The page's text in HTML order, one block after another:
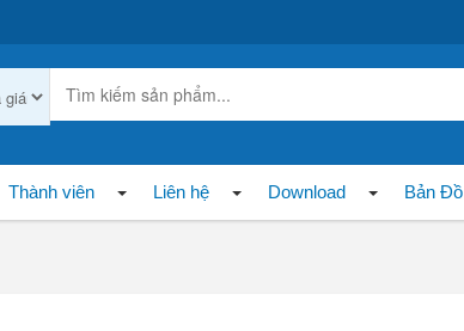
Thành viên Liên hệ Download Bản Đồ